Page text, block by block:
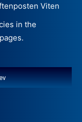
Viten
in the